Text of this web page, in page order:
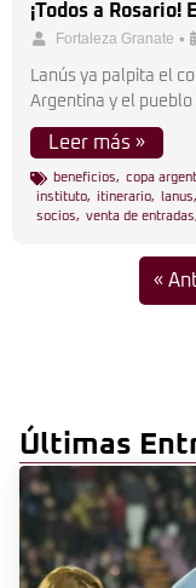
¡Todos a
Fortaleza Granate •
Lanús ya palpita el
Argentina y el
Leer más »
beneficios, copa
instituto, itinerario, lanus,
socios, venta de entradas,
«
Últimas